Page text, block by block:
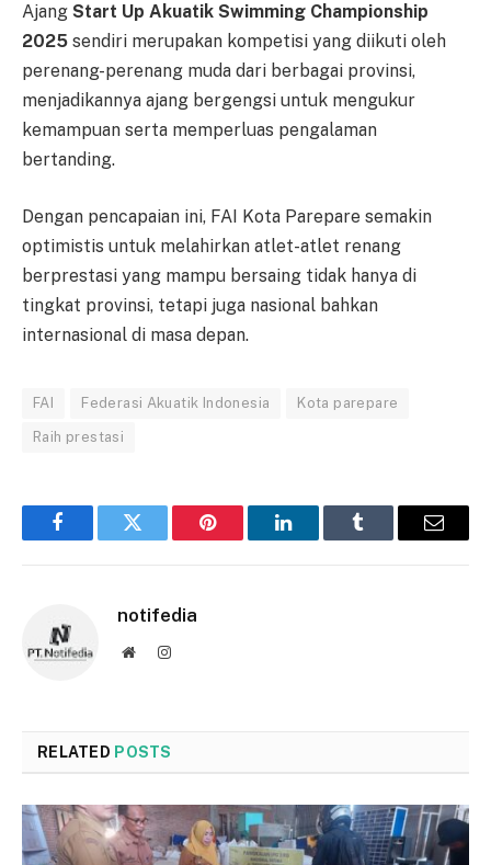
Ajang Start Up Akuatik Swimming Championship
2025 sendiri merupakan kompetisi yang diikuti oleh
perenang-perenang muda dari berbagai provinsi,
menjadikannya ajang bergengsi untuk mengukur
kemampuan serta memperluas pengalaman
bertanding.
Dengan pencapaian ini, FAI Kota Parepare semakin
optimistis untuk melahirkan atlet-atlet renang
berprestasi yang mampu bersaing tidak hanya di
tingkat provinsi, tetapi juga nasional bahkan
internasional di masa depan.
FAI Federasi Akuatik Indonesia Kota parepare
Raih prestasi
FacebookTwitter Pinterest LinkedInTumblr Email
notifedia
WebsiteInstagram
RELATED POSTS